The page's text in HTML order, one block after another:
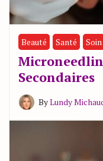
Beauté Santé Soin
Secondaires
ByLundy